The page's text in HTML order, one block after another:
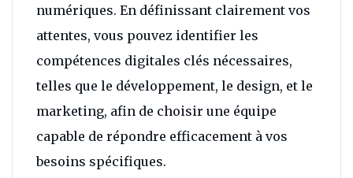
numériques. En définissant clairement vos
attentes, vous pouvez identifier les
compétences digitales clés nécessaires,
telles que le développement, le design, et le
marketing, afin de choisir une équipe
capable de répondre efficacement à vos
besoins spécifiques.